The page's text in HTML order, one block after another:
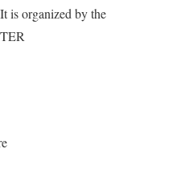
is organized by the